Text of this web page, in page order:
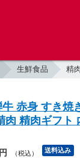
生鮮食品 精
牛 赤身 すき
肉 精肉ギフ
円 （税込） 送料込み